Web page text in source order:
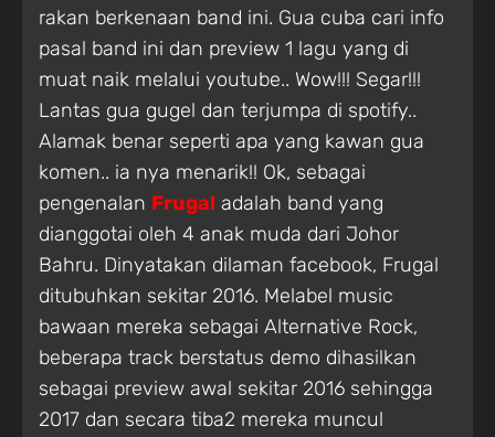
rakan berkenaan band ini. Gua cuba cari info
pasal band ini dan preview 1 lagu yang di
muat naik melalui youtube.. Wow!!! Segar!!!
Lantas gua gugel dan terjumpa di spotify..
Alamak benar seperti apa yang kawan gua
komen.. ia nya menarik!! Ok, sebagai
pengenalan Frugal adalah band yang
dianggotai oleh 4 anak muda dari Johor
Bahru. Dinyatakan dilaman facebook, Frugal
ditubuhkan sekitar 2016. Melabel music
bawaan mereka sebagai Alternative Rock,
beberapa track berstatus demo dihasilkan
sebagai preview awal sekitar 2016 sehingga
2017 dan secara tiba2 mereka muncul